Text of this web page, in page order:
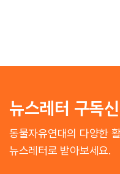
뉴스레터 구독
동물자유연대의 다양한
뉴스레터로 받아보세요.